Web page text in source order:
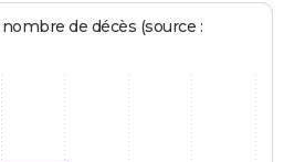
de décès (source :